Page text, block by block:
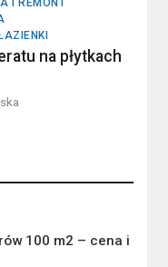
I REMONT
na płytkach
100 m2 – cena i